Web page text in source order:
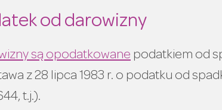
od darowizny
są opodatkowane podatkiem od
z 28 lipca 1983 r. o podatku od
t.j.).